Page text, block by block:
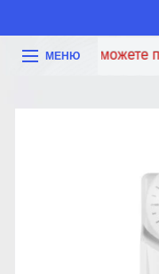
МЕНЮ
Теперь вы можете